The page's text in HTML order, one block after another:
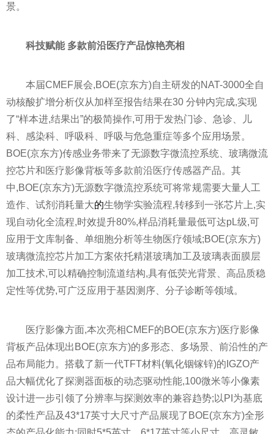
景。
科技赋能 多款前沿医疗产品惊艳亮相
本届CMEF展会,BOE(京东方)自主研发的NAT-3000全自
动核酸扩增分析仪从加样至报告结果在30 分钟内完成,实现
了“样本进,结果出”的极简操作,可用于发热门诊、急诊、儿
科、感染科、呼吸科、呼吸与危急重症等多个应用场景。
BOE(京东方)传感业务带来了无源数字微流控系统、玻璃微流
控芯片和医疗影像背板等多款前沿医疗传感器产品。其
中,BOE(京东方)无源数字微流控系统可将常规需要大量人工
造作、试剂消耗量大的生物学实验流程,转移到一张芯片上,实
现自动化全流程,时效提升80%,样品消耗量最低可达pL级,可
应用于文库制备、单细胞分析等生物医疗领域;BOE(京东方)
玻璃微流控芯片加工方案依托精湛玻璃加工及玻璃表面膜层
加工技术,可以精确控制流道结构,具有低荧光背景、高品质稳
定性等优势,可广泛应用于基因测序、分子诊断等领域。
医疗影像方面,本次亮相CMEF的BOE(京东方)医疗影像
背板产品体现出BOE(京东方)的多形态、多场景、前沿性的产
品布局能力。搭载了新一代TFT材料(氧化铟镓锌)的IGZO产
品大幅优化了探测器面板的动态驱动性能,100微米等小像素
设计进一步引领了分辨率与探测效率的兼容趋势;以PI为基底
的柔性产品及43*17英寸大尺寸产品展现了BOE(京东方)全形